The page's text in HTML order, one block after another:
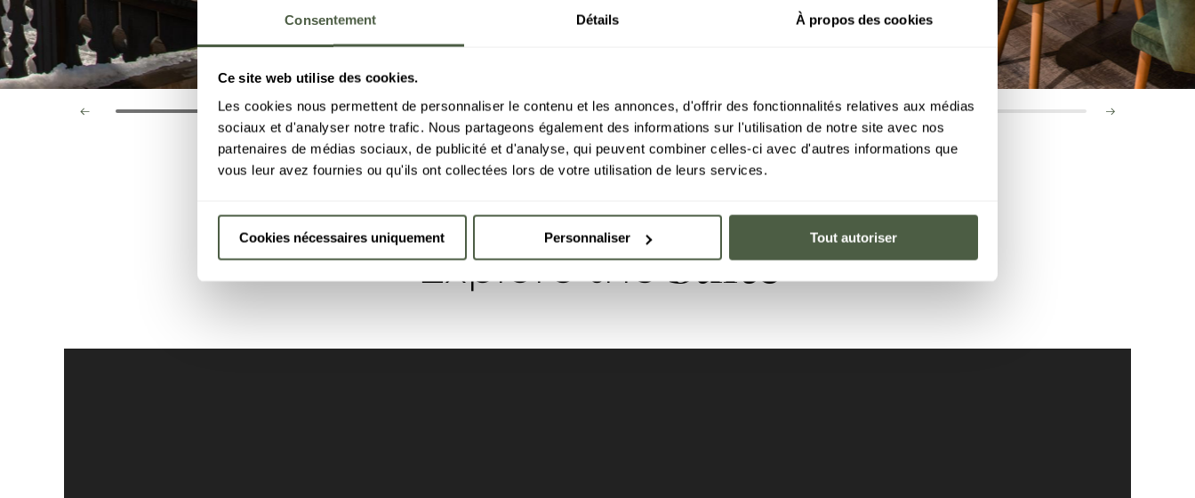
Consentement Détails À propos des cookies
Ce site web utilise des cookies.
Les cookies nous permettent de personnaliser le contenu et les annonces, d'offrir des fonctionnalités relatives aux médias
sociaux et d'analyser notre trafic. Nous partageons également des informations sur l'utilisation de notre site avec nos
partenaires de médias sociaux, de publicité et d'analyse, qui peuvent combiner celles-ci avec d'autres informations que
vous leur avez fournies ou qu'ils ont collectées lors de votre utilisation de leurs services.
Cookies nécessaires uniquement Personnaliser Tout autoriser
Explore theSuite